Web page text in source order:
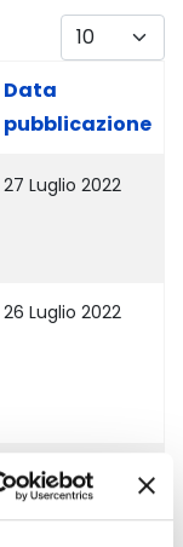
Visualizza #
Data
pubblicazione
27 Luglio 2022
26 Luglio 2022
26 Luglio 2022